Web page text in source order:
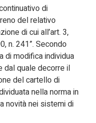
di
del relativo
di cui all’art. 3,
n. 241”. Secondo
di modifica individua
dal quale decorre il
del cartello di
nella norma in
novità nei sistemi di